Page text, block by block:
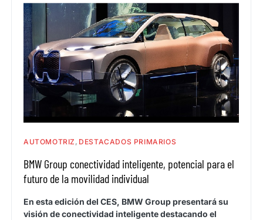
AUTOMOTRIZ DESTACADOS PRIMARIOS
BMW Group conectividad inteligente, potencial para el
futuro de la movilidad individual
En esta edición del CES, BMW Group presentará su
visión de conectividad inteligente destacando el